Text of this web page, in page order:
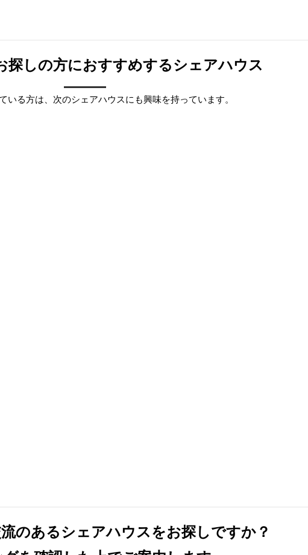
探しの方におすすめするシェアハウス
いる方は、次のシェアハウスにも興味を持っています。
のあるシェアハウスをお探しですか？